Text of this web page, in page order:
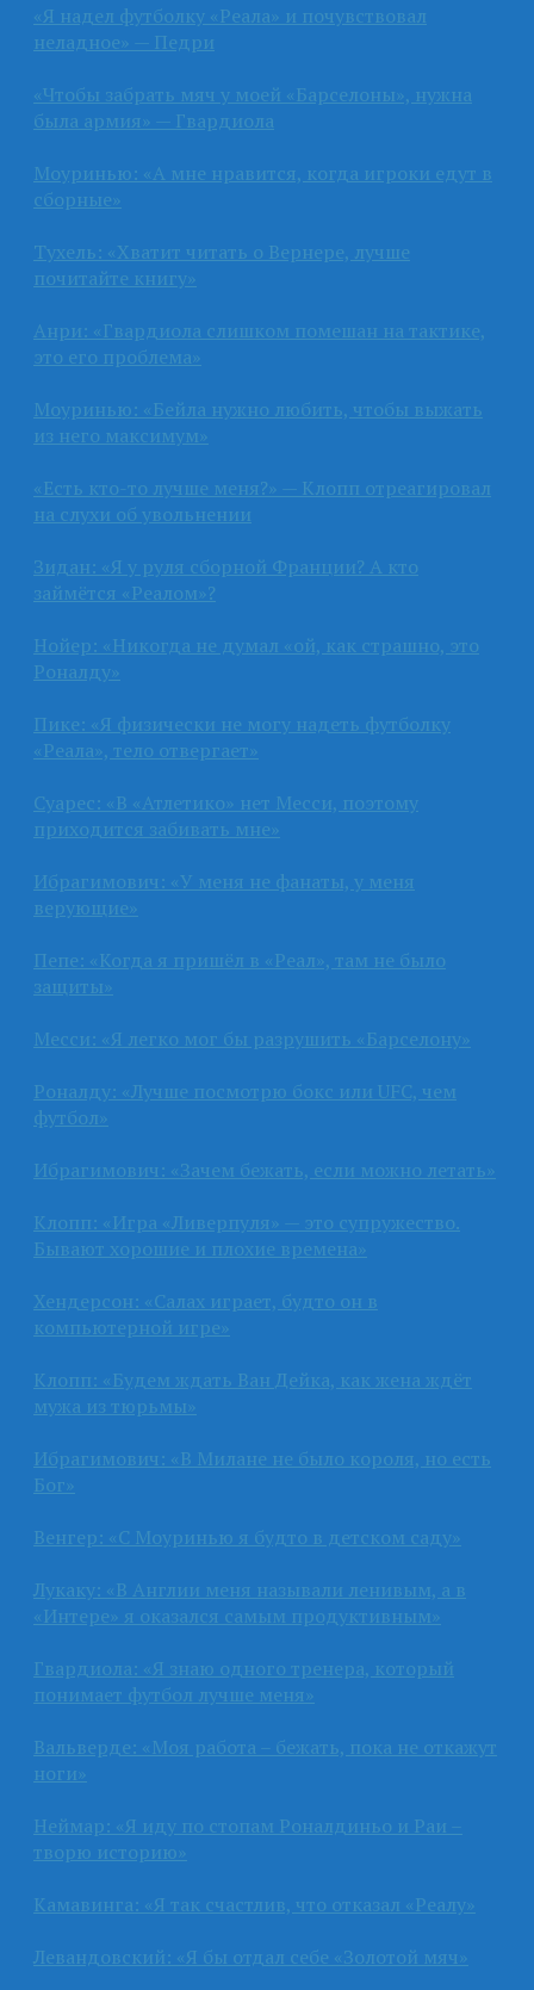
«Я надел футболку «Реала» и почувствовал
неладное» — Педри
«Чтобы забрать мяч у моей «Барселоны», нужна
была армия» — Гвардиола
Моуринью: «А мне нравится, когда игроки едут в
сборные»
Тухель: «Хватит читать о Вернере, лучше
почитайте книгу»
Анри: «Гвардиола слишком помешан на тактике,
это его проблема»
Моуринью: «Бейла нужно любить, чтобы выжать
из него максимум»
«Есть кто-то лучше меня?» — Клопп отреагировал
на слухи об увольнении
Зидан: «Я у руля сборной Франции? А кто
займётся «Реалом»?
Нойер: «Никогда не думал «ой, как страшно, это
Роналду»
Пике: «Я физически не могу надеть футболку
«Реала», тело отвергает»
Суарес: «В «Атлетико» нет Месси, поэтому
приходится забивать мне»
Ибрагимович: «У меня не фанаты, у меня
верующие»
Пепе: «Когда я пришёл в «Реал», там не было
защиты»
Месси: «Я легко мог бы разрушить «Барселону»
Роналду: «Лучше посмотрю бокс или UFC, чем
футбол»
Ибрагимович: «Зачем бежать, если можно летать»
Клопп: «Игра «Ливерпуля» — это супружество.
Бывают хорошие и плохие времена»
Хендерсон: «Салах играет, будто он в
компьютерной игре»
Клопп: «Будем ждать Ван Дейка, как жена ждёт
мужа из тюрьмы»
Ибрагимович: «В Милане не было короля, но есть
Бог»
Венгер: «С Моуринью я будто в детском саду»
Лукаку: «В Англии меня называли ленивым, а в
«Интере» я оказался самым продуктивным»
Гвардиола: «Я знаю одного тренера, который
понимает футбол лучше меня»
Вальверде: «Моя работа – бежать, пока не откажут
ноги»
Неймар: «Я иду по стопам Роналдиньо и Раи –
творю историю»
Камавинга: «Я так счастлив, что отказал «Реалу»
Левандовский: «Я бы отдал себе «Золотой мяч»